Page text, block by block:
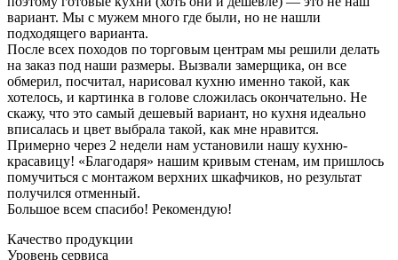
вариант. Мы с мужем много где были, но не нашли
подходящего варианта.
После всех походов по торговым центрам мы решили делать
на заказ под наши размеры. Вызвали замерщика, он все
обмерил, посчитал, нарисовал кухню именно такой, как
хотелось, и картинка в голове сложилась окончательно. Не
скажу, что это самый дешевый вариант, но кухня идеально
вписалась и цвет выбрала такой, как мне нравится.
Примерно через 2 недели нам установили нашу кухню-
красавицу! «Благодаря» нашим кривым стенам, им пришлось
помучиться с монтажом верхних шкафчиков, но результат
получился отменный.
Большое всем спасибо! Рекомендую!
Качество продукции
Уровень сервиса